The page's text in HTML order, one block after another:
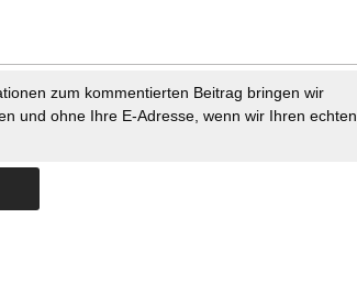
zum kommentierten Beitrag bringen wir
und ohne Ihre E-Adresse, wenn wir Ihren echten